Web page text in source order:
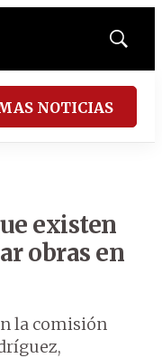
Mostrar
NOTICIAS
existen
obras en
la comisión